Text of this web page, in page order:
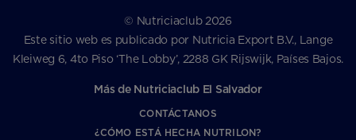
© Nutriciaclub 2026
Este sitio web es publicado por Nutricia Export B.V., Lange
Kleiweg 6, 4to Piso ‘The Lobby’, 2288 GK Rijswijk, Países Bajos.
Más de Nutriciaclub El Salvador
CONTÁCTANOS
¿CÓMO ESTÁ HECHA NUTRILON?